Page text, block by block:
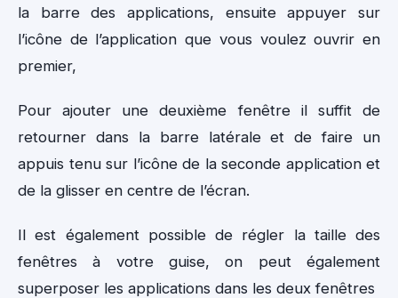
la barre des applications, ensuite appuyer sur
l’icône de l’application que vous voulez ouvrir en
premier,
Pour ajouter une deuxième fenêtre il suffit de
retourner dans la barre latérale et de faire un
appuis tenu sur l’icône de la seconde application et
de la glisser en centre de l’écran.
Il est également possible de régler la taille des
fenêtres à votre guise, on peut également
superposer les applications dans les deux fenêtres